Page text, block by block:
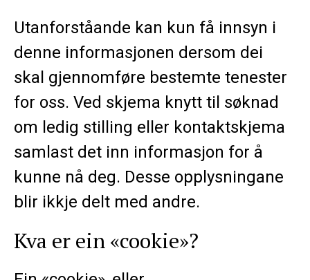
Utanforståande kan kun få innsyn i
denne informasjonen dersom dei
skal gjennomføre bestemte tenester
for oss. Ved skjema knytt til søknad
om ledig stilling eller kontaktskjema
samlast det inn informasjon for å
kunne nå deg. Desse opplysningane
blir ikkje delt med andre.
Kva er ein «cookie»?